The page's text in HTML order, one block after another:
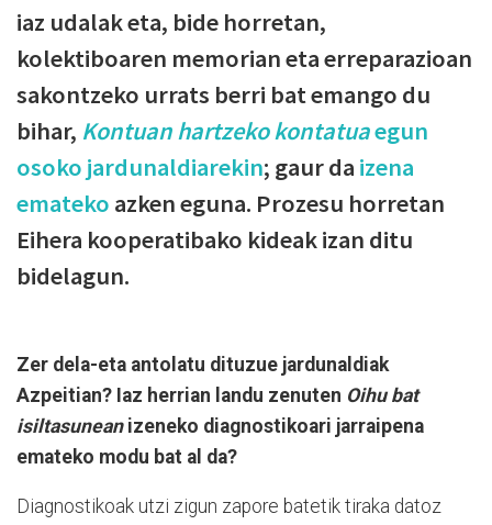
iaz udalak eta, bide horretan,
kolektiboaren memorian eta erreparazioan
sakontzeko urrats berri bat emango du
bihar, Kontuan hartzeko kontatuaegun
osoko jardunaldiarekin; gaur da izena
emateko azken eguna. Prozesu horretan
Eihera kooperatibako kideak izan ditu
bidelagun.
Zer dela-eta antolatu dituzue jardunaldiak
Azpeitian? Iaz herrian landu zenuten Oihu bat
isiltasuneanizeneko diagnostikoari jarraipena
emateko modu bat al da?
Diagnostikoak utzi zigun zapore batetik tiraka datoz